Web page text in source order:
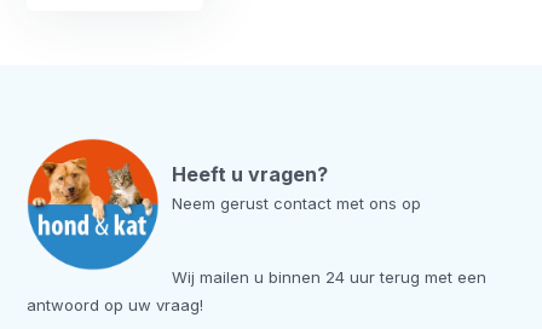
Heeft u vragen?
Neem gerust contact met ons op
Wij mailen u binnen 24 uur terug met een
antwoord op uw vraag!